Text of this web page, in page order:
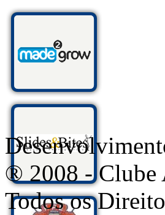
® 2008 - Clube
Todos os